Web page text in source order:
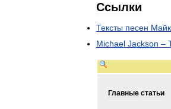
Ссылки
Тексты песен
Michael Jackson –
Главные статьи